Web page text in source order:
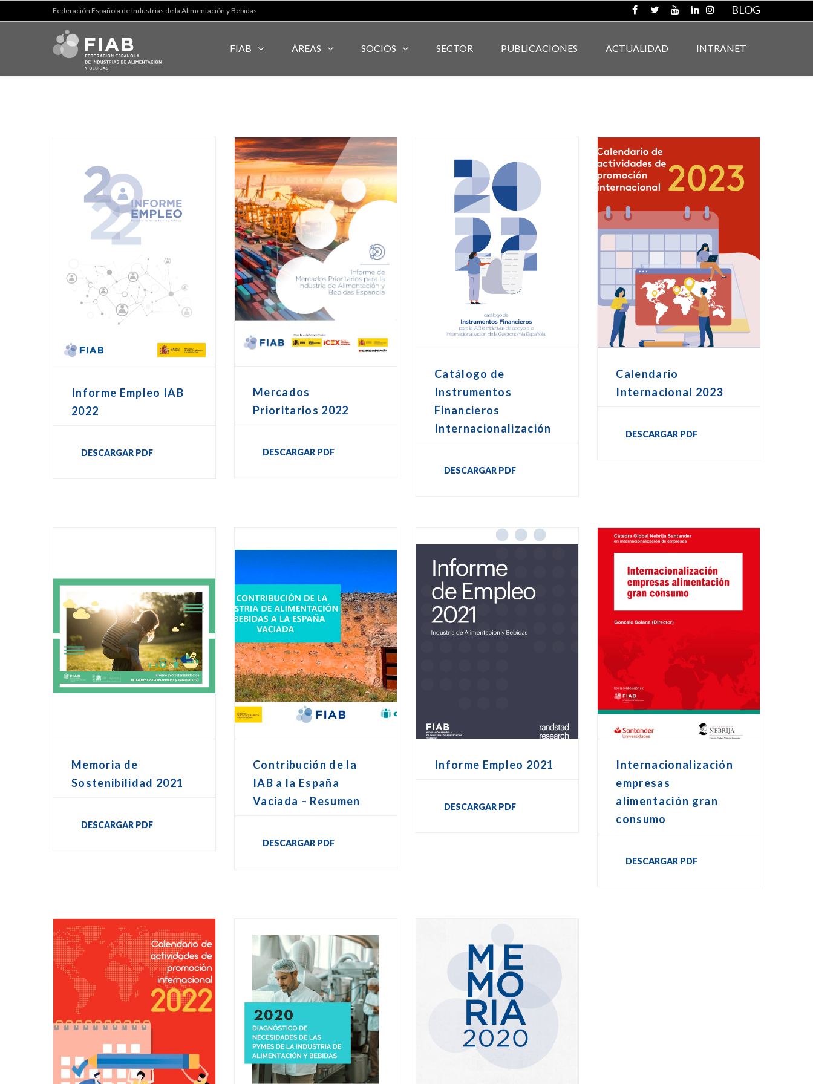
Federación Española de Industrias de la Alimentación y Bebidas BLOG
FIAB ÁREAS SOCIOS SECTOR PUBLICACIONES ACTUALIDAD INTRANET
Informe Empleo IAB
2022
DESCARGAR PDF
Mercados
Prioritarios 2022
DESCARGAR PDF
Catálogo de
Instrumentos
Financieros
Internacionalización
DESCARGAR PDF
Calendario
Internacional 2023
DESCARGAR PDF
Memoria de
Sostenibilidad 2021
DESCARGAR PDF
Contribución de la
IAB a la España
Vaciada – Resumen
DESCARGAR PDF
Informe Empleo 2021
DESCARGAR PDF
Internacionalización
empresas
alimentación gran
consumo
DESCARGAR PDF